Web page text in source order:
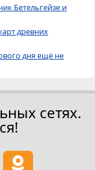
Бетельгейзе и
древних
дня ещё не
сетях.